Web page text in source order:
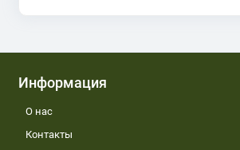
Информация
О нас
Контакты